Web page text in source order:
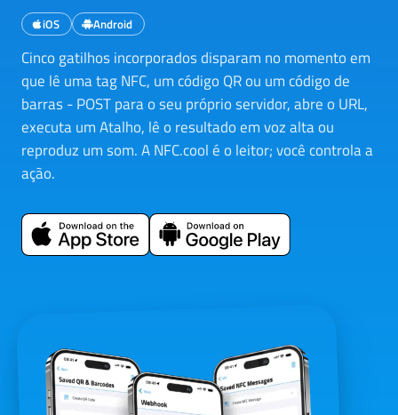
iOS Android
Cinco gatilhos incorporados disparam no momento em
que lê uma tag NFC, um código QR ou um código de
barras - POST para o seu próprio servidor, abre o URL,
executa um Atalho, lê o resultado em voz alta ou
reproduz um som. A NFC.cool é o leitor; você controla a
ação.